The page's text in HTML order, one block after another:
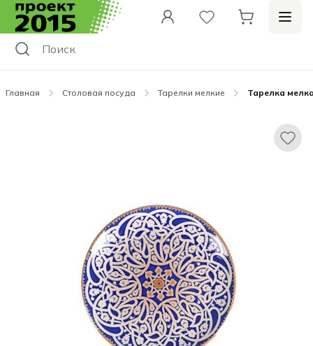
Главная Столовая посуда Тарелки мелкие Тарелка